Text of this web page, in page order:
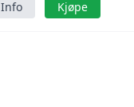
Info Kjøpe